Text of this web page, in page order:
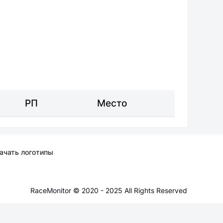
РП Место
логотипы
RaceMonitor © 2020 - 2025 All Rights Reserved